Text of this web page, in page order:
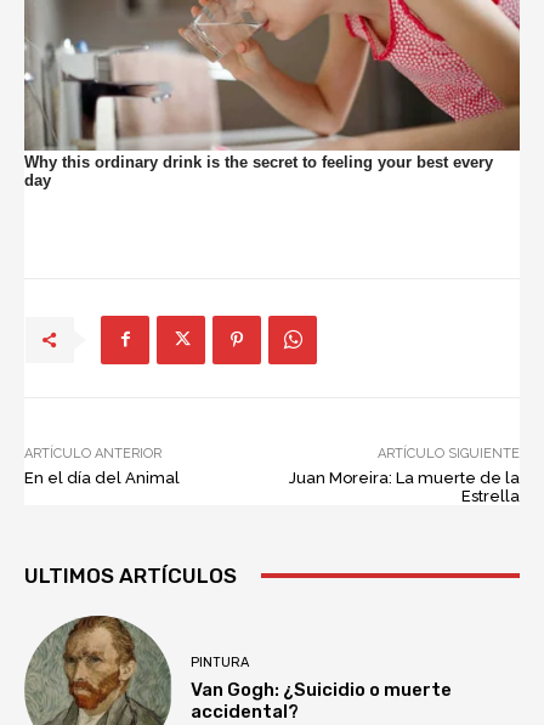
ARTÍCULO ANTERIOR
En el día del Animal
ARTÍCULO SIGUIENTE
Juan Moreira: La muerte de la
Estrella
ULTIMOS ARTÍCULOS
PINTURA
Van Gogh: ¿Suicidio o muerte
accidental?